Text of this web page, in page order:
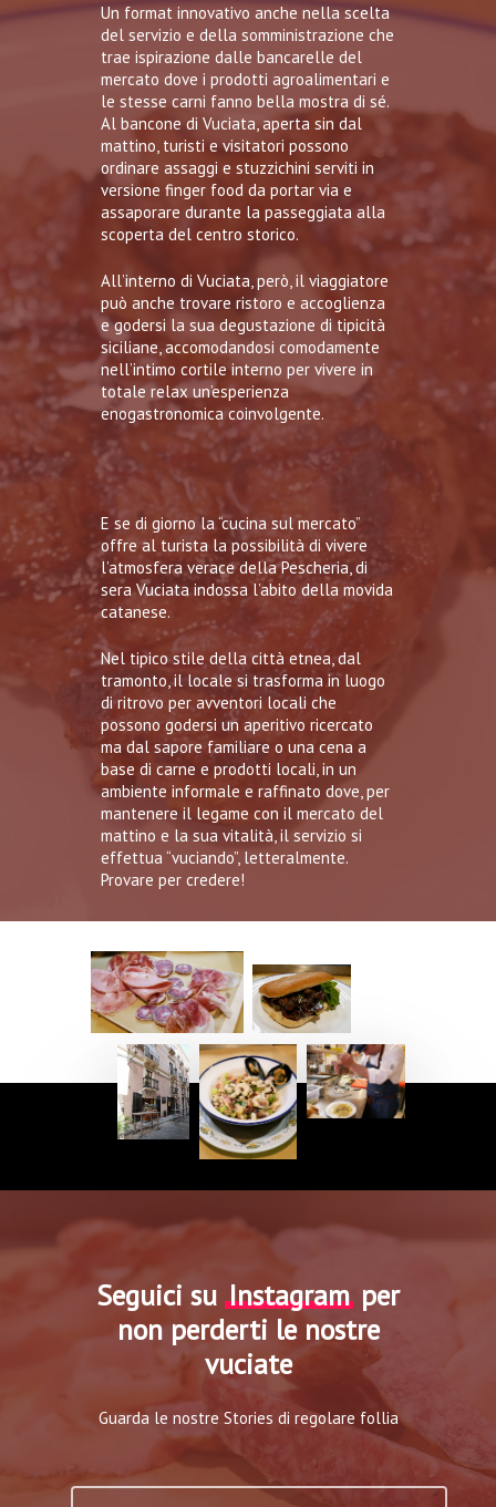
Un format innovativo anche nella scelta
del servizio e della somministrazione che
trae ispirazione dalle bancarelle del
mercato dove i prodotti agroalimentari e
le stesse carni fanno bella mostra di sé.
Al bancone di Vuciata, aperta sin dal
mattino, turisti e visitatori possono
ordinare assaggi e stuzzichini serviti in
versione finger food da portar via e
assaporare durante la passeggiata alla
scoperta del centro storico.
All’interno di Vuciata, però, il viaggiatore
può anche trovare ristoro e accoglienza
e godersi la sua degustazione di tipicità
siciliane, accomodandosi comodamente
nell’intimo cortile interno per vivere in
totale relax un’esperienza
enogastronomica coinvolgente.
E se di giorno la “cucina sul mercato”
offre al turista la possibilità di vivere
l’atmosfera verace dellaPescheria, di
sera Vuciata indossa l’abito della movida
catanese.
Nel tipico stile della città etnea, dal
tramonto, il locale si trasforma in luogo
di ritrovo per avventori locali che
possono godersi un aperitivo ricercato
ma dal sapore familiare o una cena a
base di carne e prodotti locali, in un
ambiente informale e raffinato dove, per
mantenere il legame con il mercato del
mattino e la sua vitalità, il servizio si
effettua “vuciando”, letteralmente.
Provare per credere!
Seguici su Instagram per
non perderti le nostre
vuciate
Guarda le nostre Stories di regolare follia